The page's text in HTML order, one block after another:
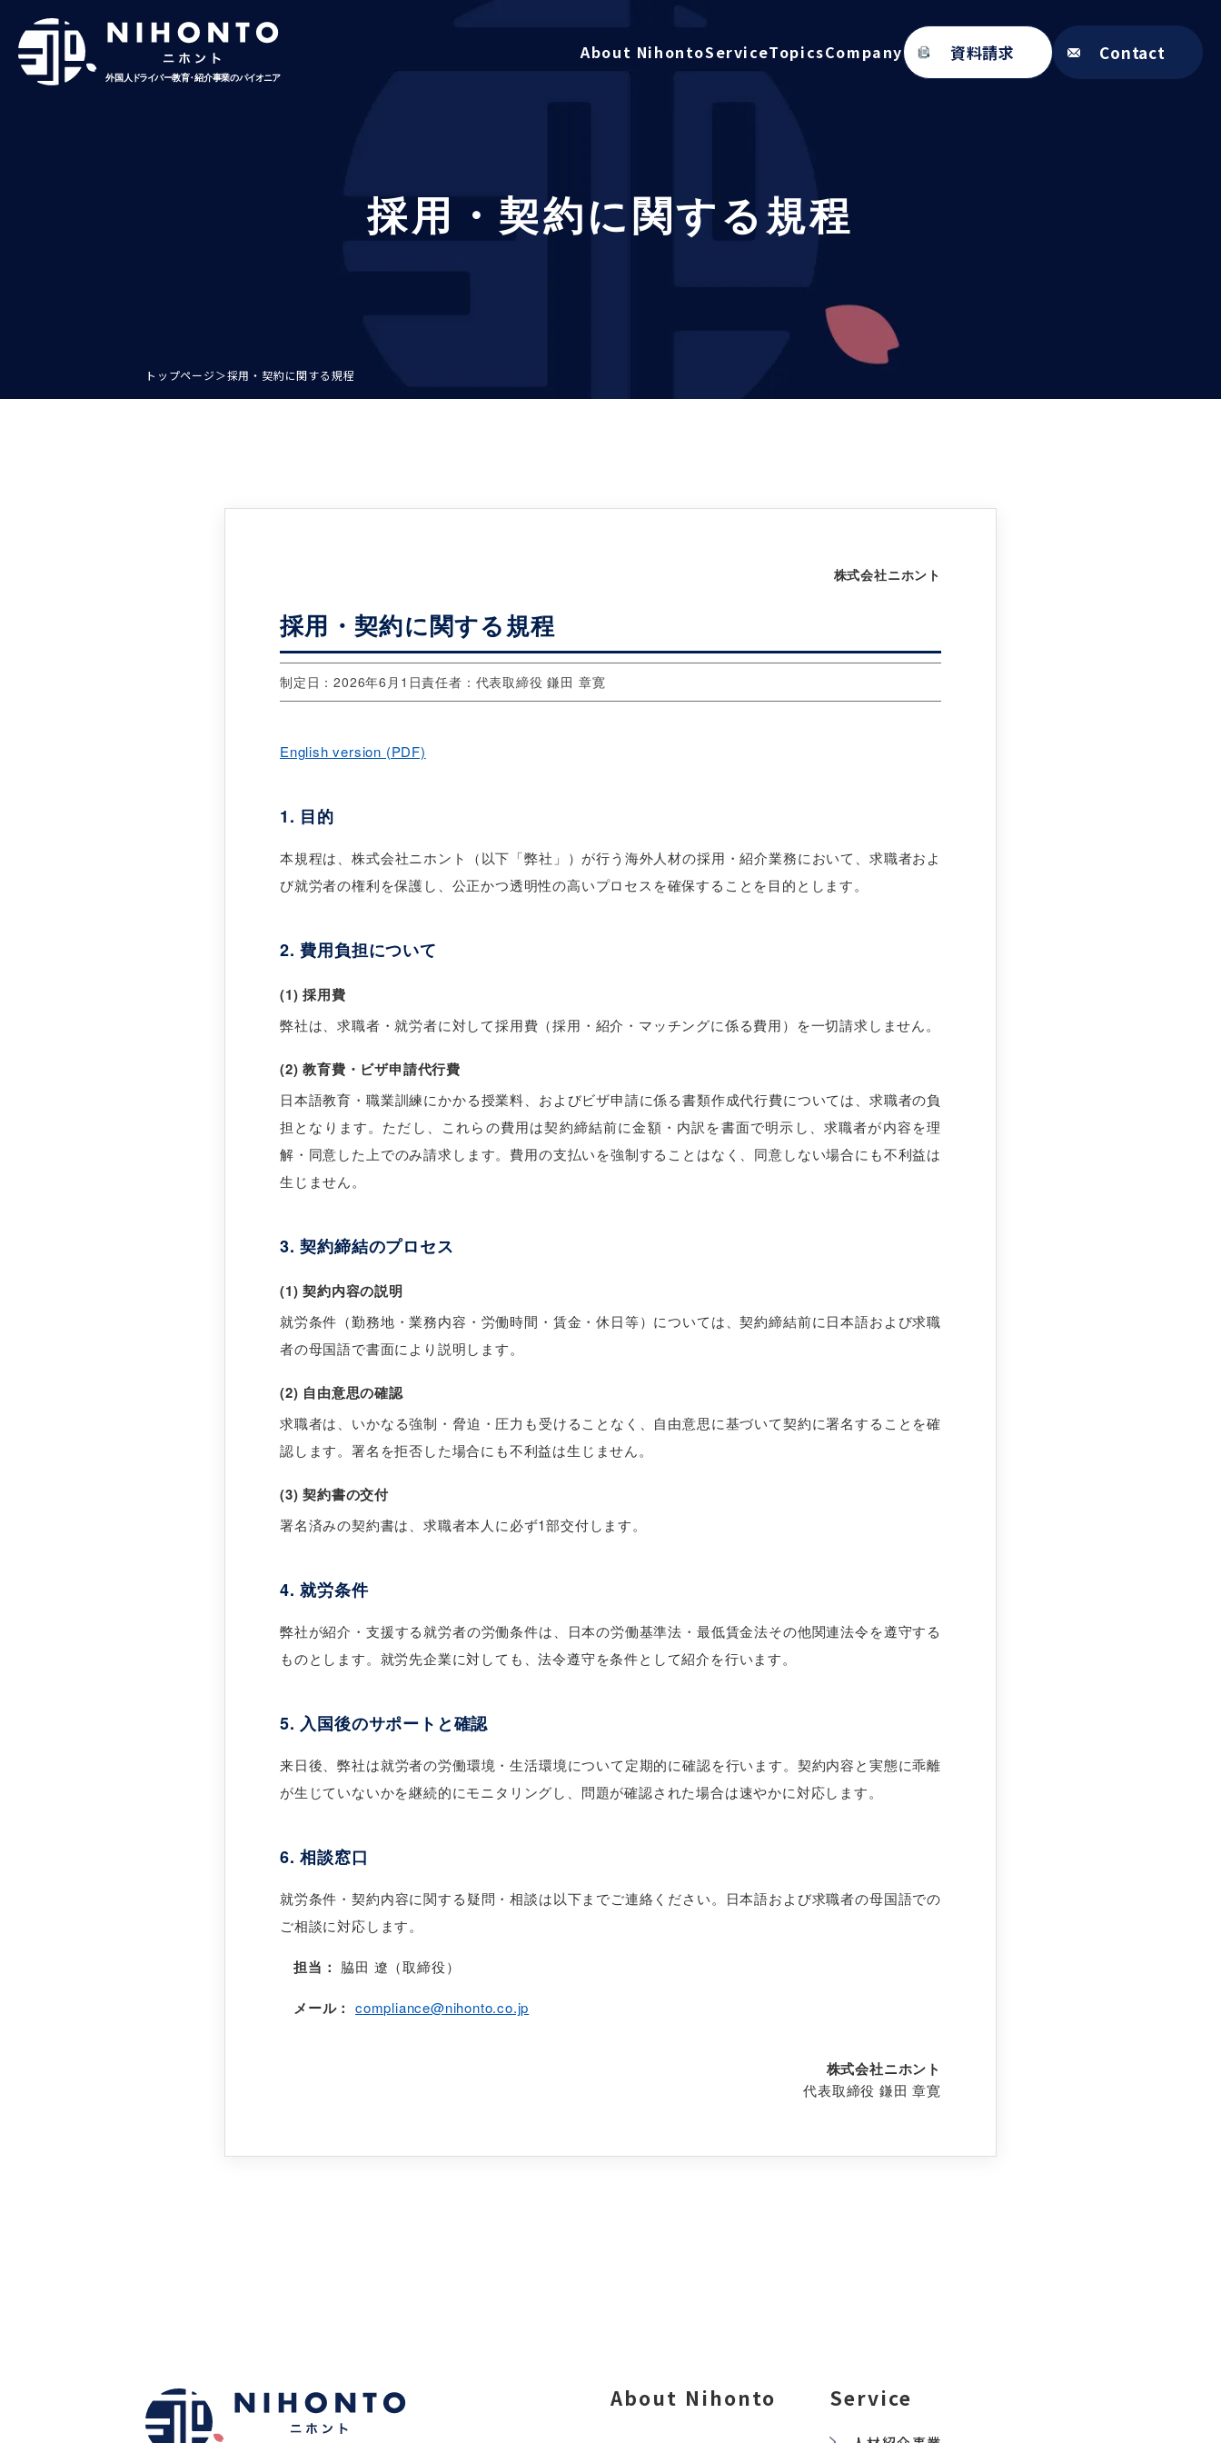
About NihontoServiceTopicsCompany 資料請求 Contact
Topics
採用・契約に関する規程
トップページ＞採用・契約に関する規程
株式会社ニホント
採用・契約に関する規程
制定日：2026年6月1日責任者：代表取締役 鎌田 章寛
English version (PDF)
1. 目的
本規程は、株式会社ニホント（以下「弊社」）が行う海外人材の採用・紹介業務において、求職者およ
び就労者の権利を保護し、公正かつ透明性の高いプロセスを確保することを目的とします。
2. 費用負担について
(1) 採用費
弊社は、求職者・就労者に対して採用費（採用・紹介・マッチングに係る費用）を一切請求しません。
(2) 教育費・ビザ申請代行費
日本語教育・職業訓練にかかる授業料、およびビザ申請に係る書類作成代行費については、求職者の負
担となります。ただし、これらの費用は契約締結前に金額・内訳を書面で明示し、求職者が内容を理
解・同意した上でのみ請求します。費用の支払いを強制することはなく、同意しない場合にも不利益は
生じません。
3. 契約締結のプロセス
(1) 契約内容の説明
就労条件（勤務地・業務内容・労働時間・賃金・休日等）については、契約締結前に日本語および求職
者の母国語で書面により説明します。
(2) 自由意思の確認
求職者は、いかなる強制・脅迫・圧力も受けることなく、自由意思に基づいて契約に署名することを確
認します。署名を拒否した場合にも不利益は生じません。
(3) 契約書の交付
署名済みの契約書は、求職者本人に必ず1部交付します。
4. 就労条件
弊社が紹介・支援する就労者の労働条件は、日本の労働基準法・最低賃金法その他関連法令を遵守する
ものとします。就労先企業に対しても、法令遵守を条件として紹介を行います。
5. 入国後のサポートと確認
来日後、弊社は就労者の労働環境・生活環境について定期的に確認を行います。契約内容と実態に乖離
が生じていないかを継続的にモニタリングし、問題が確認された場合は速やかに対応します。
6. 相談窓口
就労条件・契約内容に関する疑問・相談は以下までご連絡ください。日本語および求職者の母国語での
ご相談に対応します。
担当： 脇田 遼（取締役）
メール： compliance@nihonto.co.jp
株式会社ニホント
代表取締役 鎌田 章寛
About Nihonto Service